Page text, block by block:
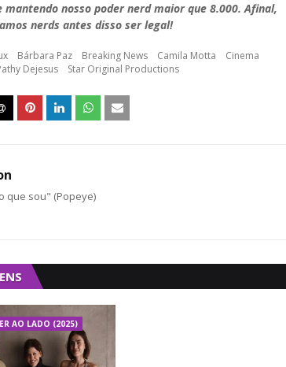
nosso poder nerd maior que 8.000. Afinal,
nerds antes disso ser legal!
Bárbara Paz Breaking News Camila Motta
Cinema
Dejesus Star Original Productions
que sou" (Popeye)
AO LADO (2025)